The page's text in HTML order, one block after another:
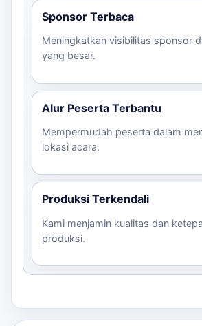
Sponsor Terbaca
Meningkatkan visibilitas sponsor
yang besar.
Alur Peserta Terbantu
Mempermudah peserta dalam
lokasi acara.
Produksi Terkendali
Kami menjamin kualitas dan
produksi.